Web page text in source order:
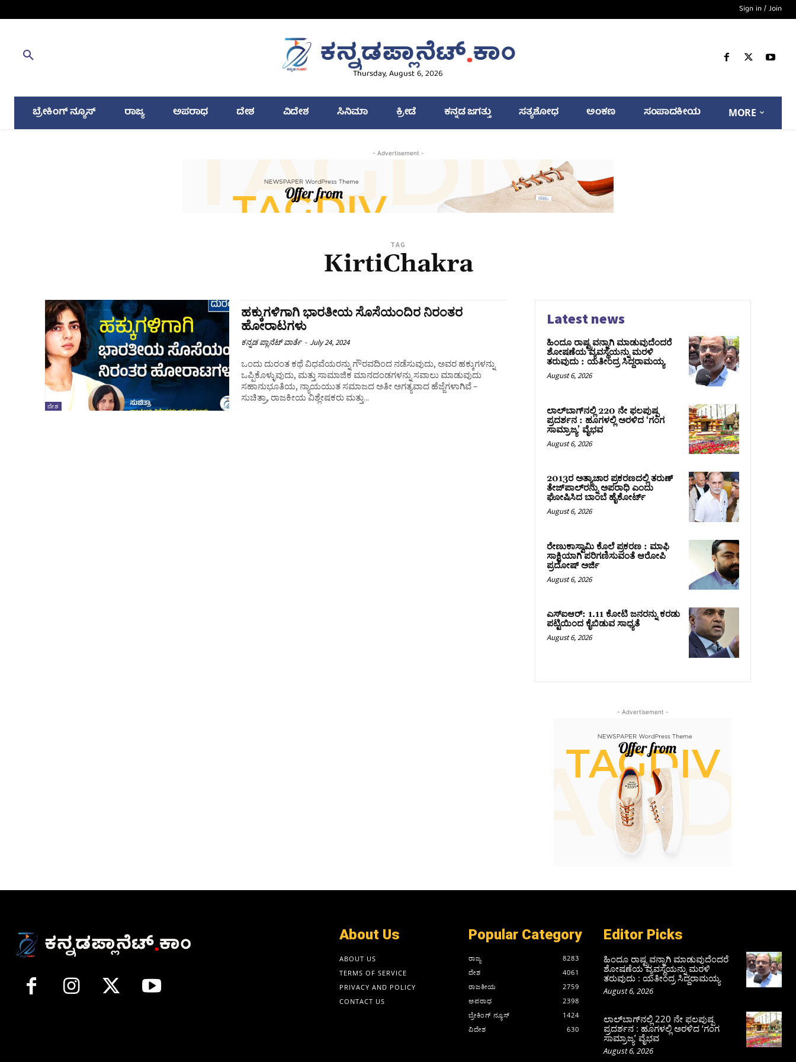
Sign in / Join
Thursday, August 6, 2026
ಬ್ರೇಕಿಂಗ್ ನ್ಯೂಸ್ ರಾಜ್ಯ ಅಪರಾಧ ದೇಶ ವಿದೇಶ ಸಿನಿಮಾ ಕ್ರೀಡೆ ಕನ್ನಡ ಜಗತ್ತು ಸತ್ಯಶೋಧ ಅಂಕಣ ಸಂಪಾದಕೀಯ MORE
- Advertisement -
TAG
KirtiChakra
ದೇಶ
ಹಕ್ಕುಗಳಿಗಾಗಿ ಭಾರತೀಯ ಸೊಸೆಯಂದಿರ ನಿರಂತರ
ಹೋರಾಟಗಳು
ಕನ್ನಡ ಪ್ಲಾನೆಟ್ ವಾರ್ತೆ - July 24, 2024
ಒಂದು ದುರಂತ ಕಥೆ ವಿಧವೆಯರನ್ನು ಗೌರವದಿಂದ ನಡೆಸುವುದು, ಅವರ ಹಕ್ಕುಗಳನ್ನು
ಒಪ್ಪಿಕೊಳ್ಳುವುದು, ಮತ್ತು ಸಾಮಾಜಿಕ ಮಾನದಂಡಗಳನ್ನು ಸವಾಲು ಮಾಡುವುದು
ಸಹಾನುಭೂತಿಯ, ನ್ಯಾಯಯುತ ಸಮಾಜದ ಅತೀ ಅಗತ್ಯವಾದ ಹೆಜ್ಜೆಗಳಾಗಿವೆ –
ಸುಚಿತ್ರಾ, ರಾಜಕೀಯ ವಿಶ್ಲೇಷಕರು ಮತ್ತು...
Latest news
ಹಿಂದೂ ರಾಷ್ಟ್ರವನ್ನಾಗಿ ಮಾಡುವುದೆಂದರೆ
ಶೋಷಣೆಯ ವ್ಯವಸ್ಥೆಯನ್ನು ಮರಳಿ
ತರುವುದು : ಯತೀಂದ್ರ ಸಿದ್ದರಾಮಯ್ಯ
August 6, 2026
ಲಾಲ್‍ಬಾಗ್‍ನಲ್ಲಿ 220 ನೇ ಫಲಪುಷ್ಪ
ಪ್ರದರ್ಶನ : ಹೂಗಳಲ್ಲಿ ಅರಳಿದ ‘ಗಂಗ
ಸಾಮ್ರಾಜ್ಯ’ ವೈಭವ
August 6, 2026
2013ರ ಅತ್ಯಾಚಾರ ಪ್ರಕರಣದಲ್ಲಿ ತರುಣ್
ತೇಜ್‌ಪಾಲ್‌ರನ್ನು ಅಪರಾಧಿ ಎಂದು
ಘೋಷಿಸಿದ ಬಾಂಬೆ ಹೈಕೋರ್ಟ್
August 6, 2026
ರೇಣುಕಾಸ್ವಾಮಿ ಕೊಲೆ ಪ್ರಕರಣ : ಮಾಫಿ
ಸಾಕ್ಷಿಯಾಗಿ ಪರಿಗಣಿಸುವಂತೆ ಆರೋಪಿ
ಪ್ರದೋಷ್‌ ಅರ್ಜಿ
August 6, 2026
ಎಸ್‌ಐಆರ್‌: 1.11 ಕೋಟಿ ಜನರನ್ನು ಕರಡು
ಪಟ್ಟಿಯಿಂದ ಕೈಬಿಡುವ ಸಾಧ್ಯತೆ
August 6, 2026
- Advertisement -
About Us
ABOUT US
TERMS OF SERVICE
PRIVACY AND POLICY
CONTACT US
Popular Category
ರಾಜ್ಯ
8283
ದೇಶ
4061
ರಾಜಕೀಯ
2759
ಅಪರಾಧ
2398
ಬ್ರೇಕಿಂಗ್ ನ್ಯೂಸ್
1424
ವಿದೇಶ
630
Editor Picks
ಹಿಂದೂ ರಾಷ್ಟ್ರವನ್ನಾಗಿ ಮಾಡುವುದೆಂದರೆ
ಶೋಷಣೆಯ ವ್ಯವಸ್ಥೆಯನ್ನು ಮರಳಿ
ತರುವುದು : ಯತೀಂದ್ರ ಸಿದ್ದರಾಮಯ್ಯ
August 6, 2026
ಲಾಲ್‍ಬಾಗ್‍ನಲ್ಲಿ 220 ನೇ ಫಲಪುಷ್ಪ
ಪ್ರದರ್ಶನ : ಹೂಗಳಲ್ಲಿ ಅರಳಿದ ‘ಗಂಗ
ಸಾಮ್ರಾಜ್ಯ’ ವೈಭವ
August 6, 2026